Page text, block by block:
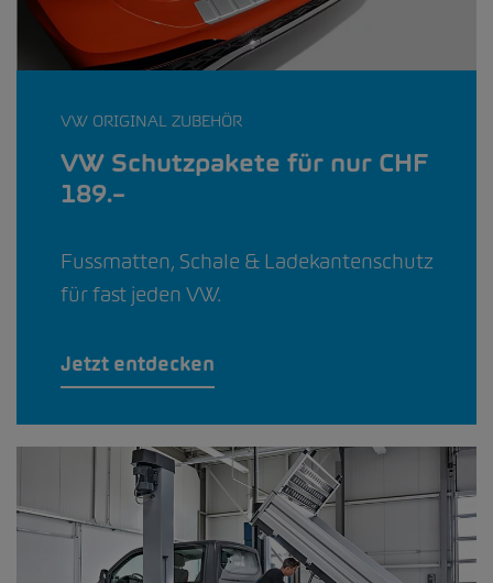
VW ORIGINAL ZUBEHÖR
VW Schutzpakete für nur CHF
189.–
Fussmatten, Schale & Ladekantenschutz
für fast jeden VW.
Jetzt entdecken